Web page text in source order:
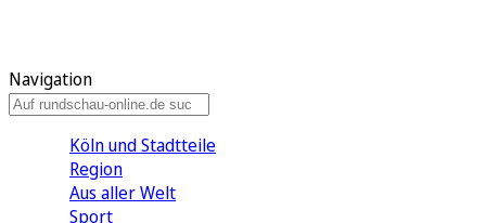
Navigation
Köln und Stadtteile
Region
Aus aller Welt
Sport